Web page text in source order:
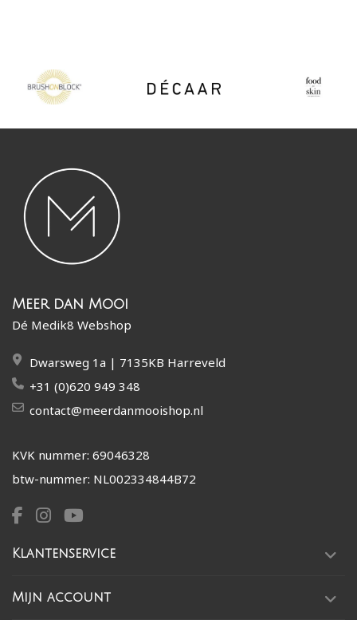
Meer dan Mooi
Dé Medik8 Webshop
Dwarsweg 1a | 7135KB Harreveld
+31 (0)620 949 348
contact@meerdanmooishop.nl
KVK nummer: 69046328
btw-nummer: NL002334844B72
Klantenservice
Mijn account